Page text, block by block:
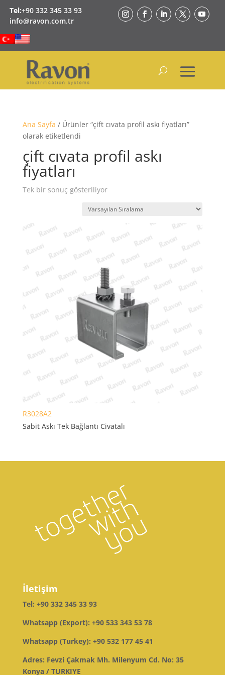
Tel:+90 332 345 33 93
info@ravon.com.tr
Ana Sayfa / Ürünler “çift cıvata profil askı fiyatları”
olarak etiketlendi
çift cıvata profil askı
fiyatları
Tek bir sonuç gösteriliyor
R3028A2
Sabit Askı Tek Bağlantı Civatalı
İletişim
Tel: +90 332 345 33 93
Whatsapp (Export): +90 533 343 53 78
Whatsapp (Turkey): +90 532 177 45 41
Adres: Fevzi Çakmak Mh. Milenyum Cd. No: 35
Konya / TURKIYE